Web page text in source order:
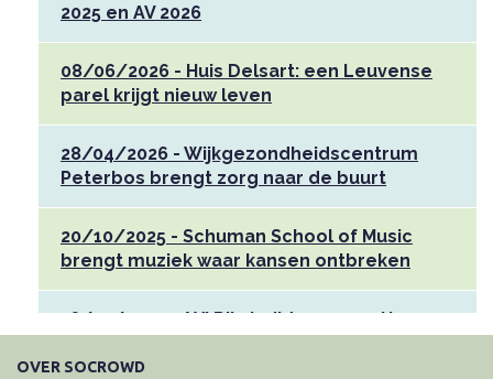
2025 en AV 2026
08/06/2026 - Huis Delsart: een Leuvense
parel krijgt nieuw leven
28/04/2026 - Wijkgezondheidscentrum
Peterbos brengt zorg naar de buurt
20/10/2025 - Schuman School of Music
brengt muziek waar kansen ontbreken
16/10/2025 - AXI Riksjarijders verzetten
isolement
OVER SOCROWD